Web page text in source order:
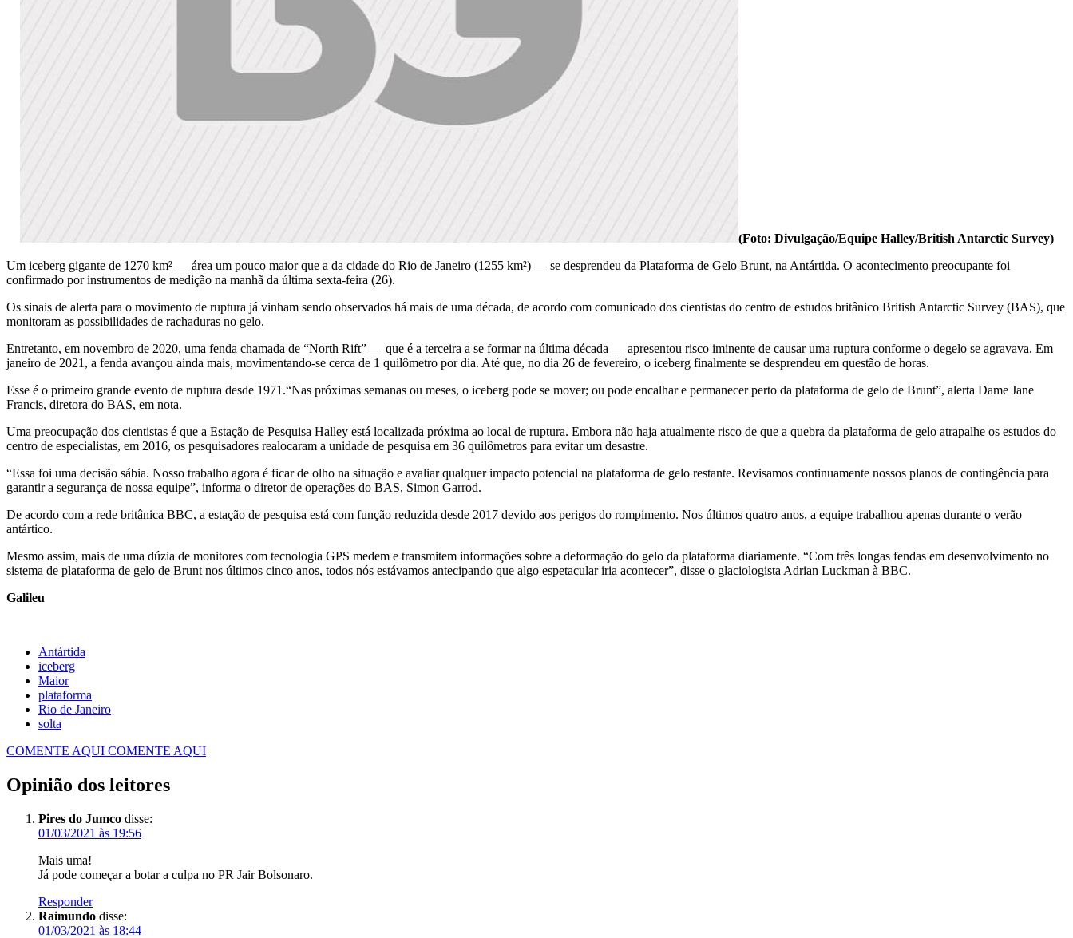
(Foto: Divulgação/Equipe Halley/British Antarctic Survey)
Um iceberg gigante de 1270 km² — área um pouco maior que a da cidade do Rio de Janeiro (1255 km²) — se desprendeu da Plataforma de Gelo Brunt, na Antártida. O acontecimento preocupante foi
confirmado por instrumentos de medição na manhã da última sexta-feira (26).
Os sinais de alerta para o movimento de ruptura já vinham sendo observados há mais de uma década, de acordo com comunicado dos cientistas do centro de estudos britânico British Antarctic Survey (BAS), que
monitoram as possibilidades de rachaduras no gelo.
Entretanto, em novembro de 2020, uma fenda chamada de “North Rift” — que é a terceira a se formar na última década — apresentou risco iminente de causar uma ruptura conforme o degelo se agravava. Em
janeiro de 2021, a fenda avançou ainda mais, movimentando-se cerca de 1 quilômetro por dia. Até que, no dia 26 de fevereiro, o iceberg finalmente se desprendeu em questão de horas.
Esse é o primeiro grande evento de ruptura desde 1971.“Nas próximas semanas ou meses, o iceberg pode se mover; ou pode encalhar e permanecer perto da plataforma de gelo de Brunt”, alerta Dame Jane
Francis, diretora do BAS, em nota.
Uma preocupação dos cientistas é que a Estação de Pesquisa Halley está localizada próxima ao local de ruptura. Embora não haja atualmente risco de que a quebra da plataforma de gelo atrapalhe os estudos do
centro de especialistas, em 2016, os pesquisadores realocaram a unidade de pesquisa em 36 quilômetros para evitar um desastre.
“Essa foi uma decisão sábia. Nosso trabalho agora é ficar de olho na situação e avaliar qualquer impacto potencial na plataforma de gelo restante. Revisamos continuamente nossos planos de contingência para
garantir a segurança de nossa equipe”, informa o diretor de operações do BAS, Simon Garrod.
De acordo com a rede britânica BBC, a estação de pesquisa está com função reduzida desde 2017 devido aos perigos do rompimento. Nos últimos quatro anos, a equipe trabalhou apenas durante o verão
antártico.
Mesmo assim, mais de uma dúzia de monitores com tecnologia GPS medem e transmitem informações sobre a deformação do gelo da plataforma diariamente. “Com três longas fendas em desenvolvimento no
sistema de plataforma de gelo de Brunt nos últimos cinco anos, todos nós estávamos antecipando que algo espetacular iria acontecer”, disse o glaciologista Adrian Luckman à BBC.
Galileu
Antártida
iceberg
Maior
plataforma
Rio de Janeiro
solta
COMENTE AQUI COMENTE AQUI
Opinião dos leitores
Pires do Jumco disse:
01/03/2021 às 19:56
Mais uma!
Já pode começar a botar a culpa no PR Jair Bolsonaro.
Responder
Raimundo disse:
01/03/2021 às 18:44